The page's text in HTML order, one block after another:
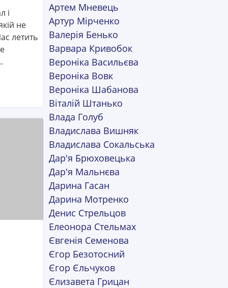
і
не
летить
Артем Мневець
Артур Мірченко
Валерія Бенько
Варвара Кривобок
Вероніка Васильєва
Вероніка Вовк
Вероніка Шабанова
Віталій Штанько
Влада Голуб
Владислава Вишняк
Владислава Сокальська
Дар'я Брюховецька
Дар'я Мальнєва
Дарина Гасан
Дарина Мотренко
Денис Стрельцов
Елеонора Стельмах
Євгенія Семенова
Єгор Безотосний
Єгор Єльчуков
Єлизавета Грицан